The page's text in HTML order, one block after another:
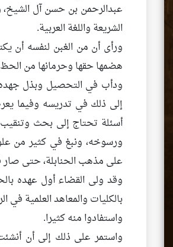
عبدالرحمن بن حسن آل
الشريعة واللغة العربية.
ورأى أن من الغبن لنفسه أن
هضمها حقها وحرمانها من الحظ
ودأب في التحصيل وبذل جهده
إلى ذلك في تدريسه وفيما
أسئلة تحتاج إلى بحث
ورسوخه، ونبغ في كثير من
على مذهب الحنابلة، حتى صار
واستفادوا منه كثيرا.
واستمر على ذلك إلى أن أنشئت